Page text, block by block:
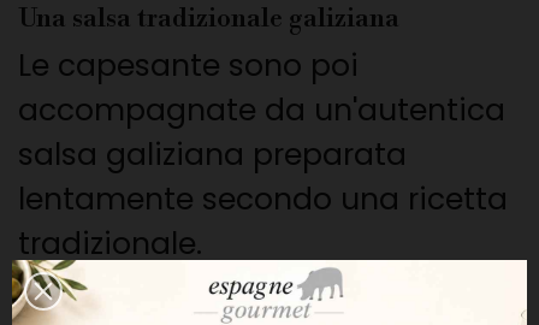
Una salsa tradizionale galiziana
Le capesante sono poi
accompagnate da un'autentica
salsa galiziana preparata
lentamente secondo una ricetta
tradizionale.
Ingredienti accuratamente selezionati